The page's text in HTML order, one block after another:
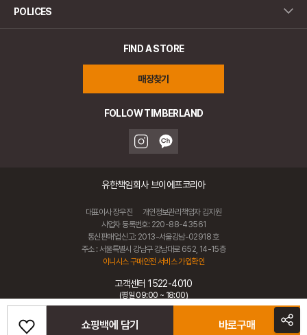
쇼핑백에 담기 바로구매
POLICES
FIND A STORE
매장찾기
FOLLOW TIMBERLAND
유한책임회사 브이에프코리아
대표이사 장우진
개인정보관리책임자 김지원
사업자 등록번호: 220-88-43561
통신판매업 신고: 2013-서울강남-02918 호
주소 : 서울특별시 강남구 강남대로 652, 14-15층
이니시스 구매안전 서비스 가입확인
고객센터 1522-4010
(평일 09:00 ~ 18:00)